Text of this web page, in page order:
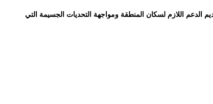
الدعم اللازم لسكان المنطقة ومواجهة التحديات الجسيمة التي